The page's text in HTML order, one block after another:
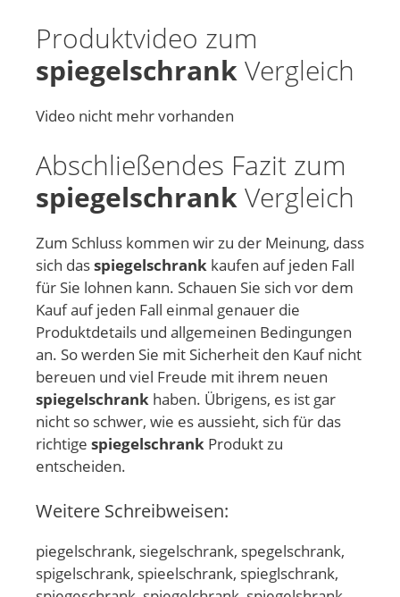
Produktvideo zum
spiegelschrankVergleich
Video nicht mehr vorhanden
Abschließendes Fazit zum
spiegelschrankVergleich
Zum Schluss kommen wir zu der Meinung, dass
sich dasspiegelschrank kaufen auf jeden Fall
für Sie lohnen kann. Schauen Sie sich vor dem
Kauf auf jeden Fall einmal genauer die
Produktdetails und allgemeinen Bedingungen
an. So werden Sie mit Sicherheit den Kauf nicht
bereuen und viel Freude mit ihrem neuen
spiegelschrank haben. Übrigens, es ist gar
nicht so schwer, wie es aussieht, sich für das
richtige spiegelschrank Produkt zu
entscheiden.
Weitere Schreibweisen:
piegelschrank, siegelschrank, spegelschrank,
spigelschrank, spieelschrank, spieglschrank,